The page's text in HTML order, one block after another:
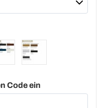
Code ein